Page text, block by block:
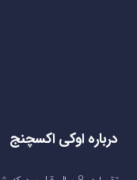
درباره اوکی اکسچنج